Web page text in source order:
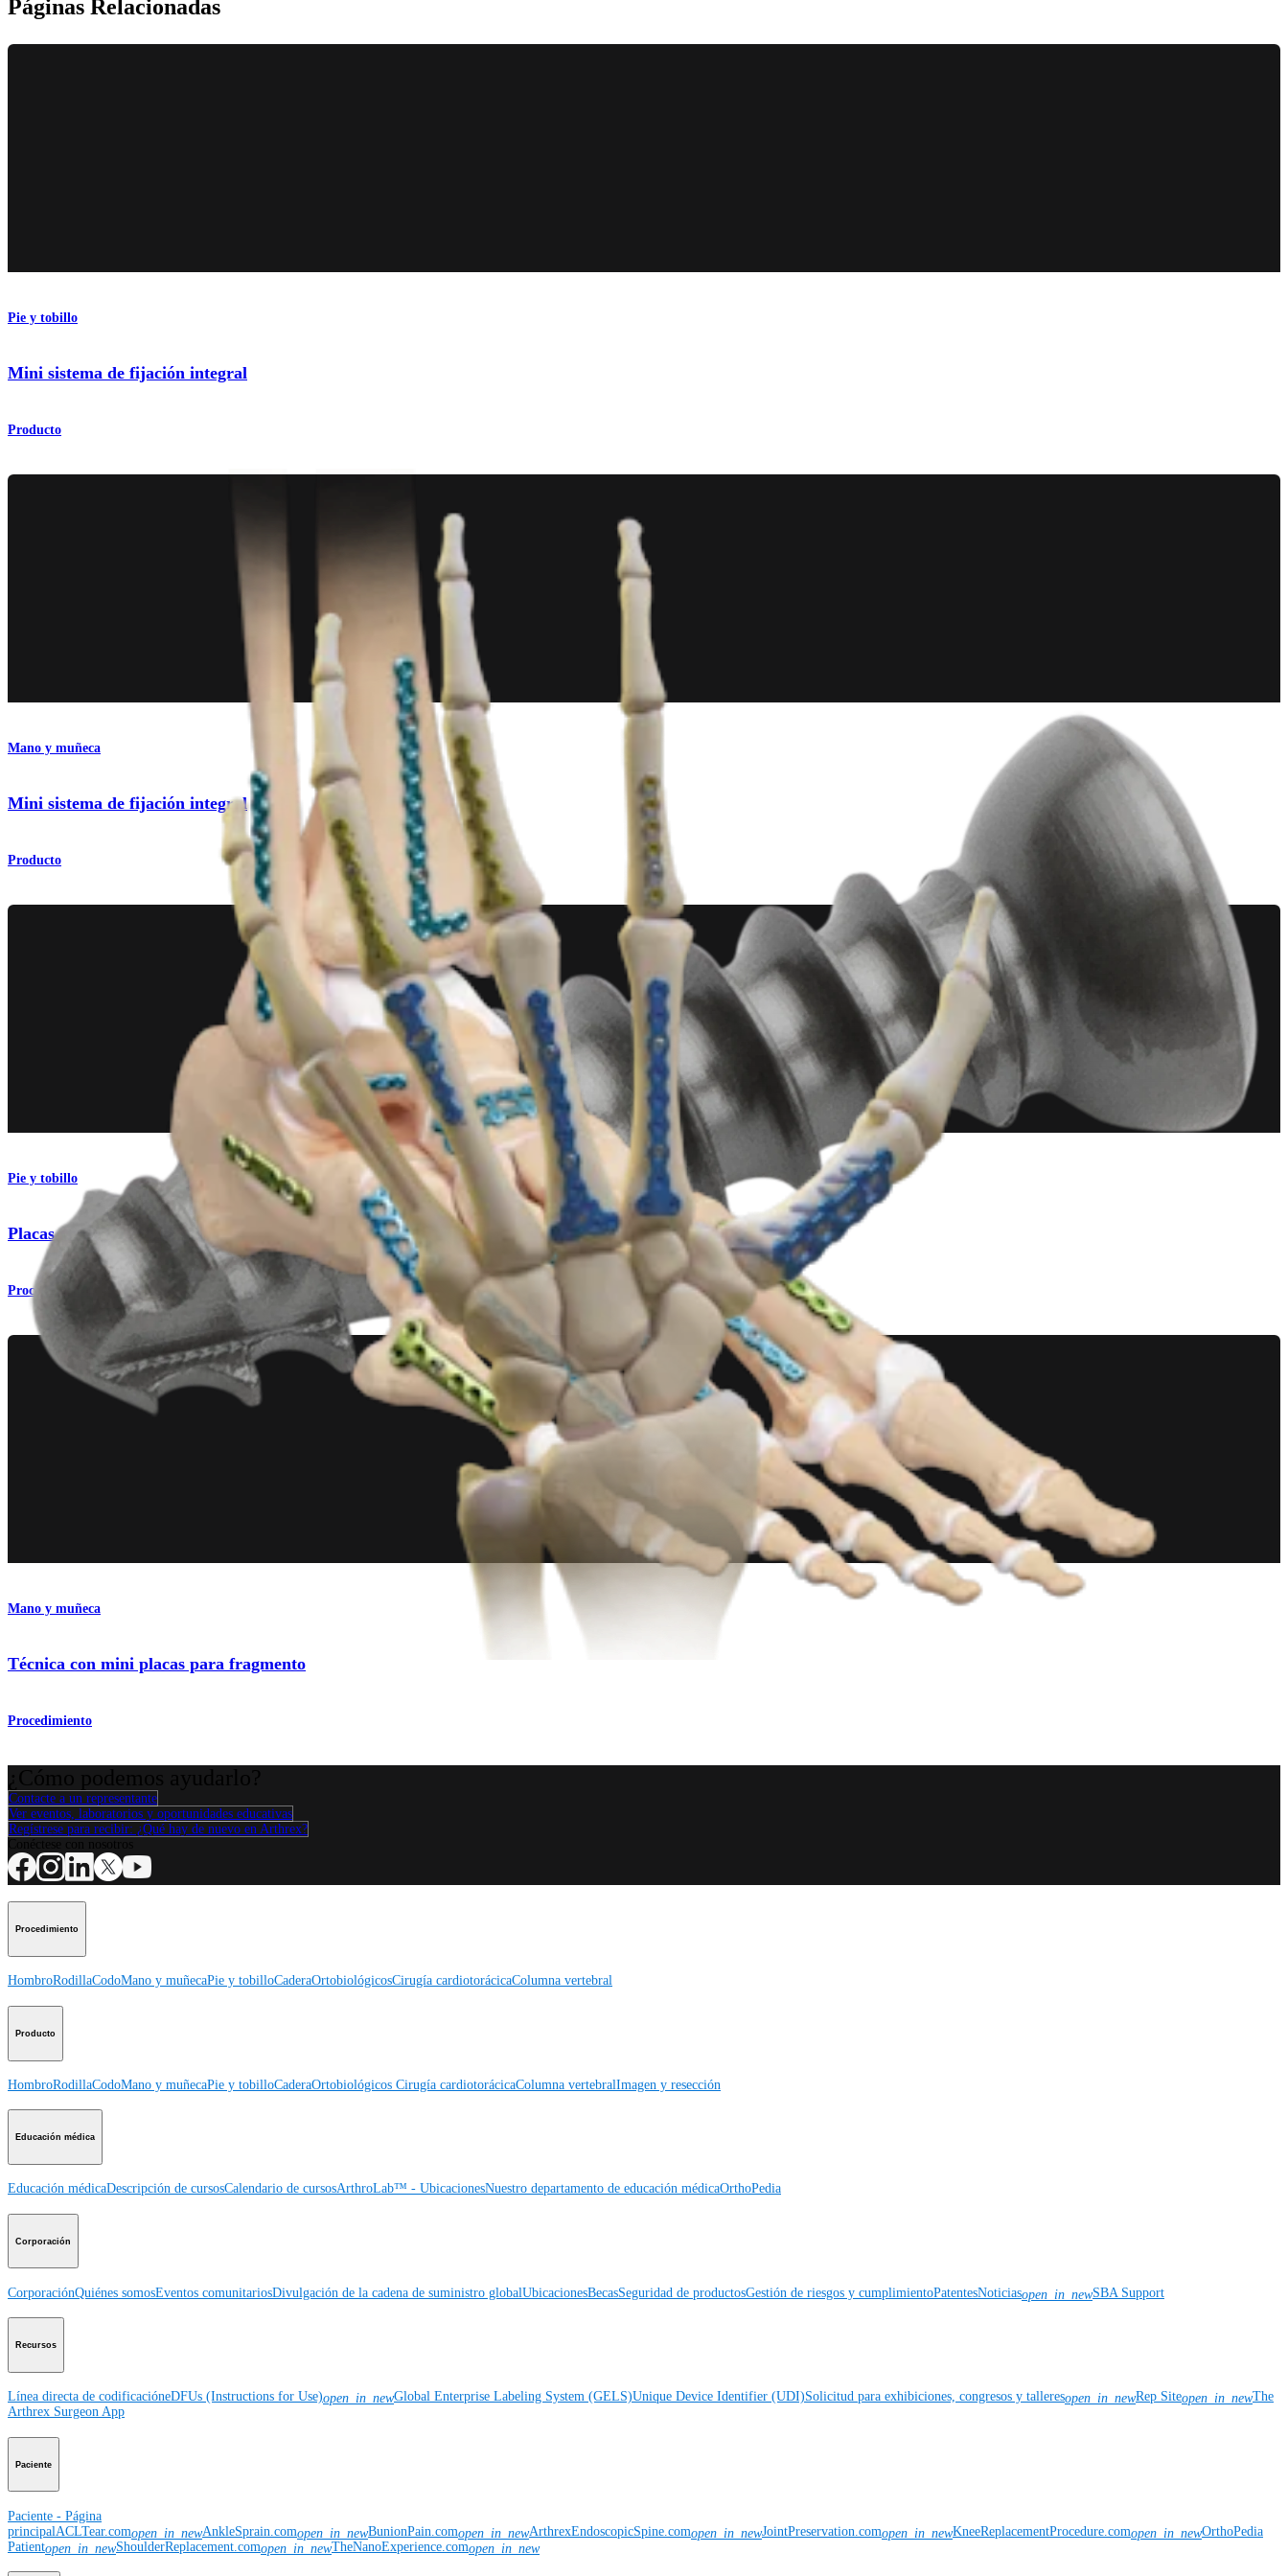
Páginas Relacionadas
Pie y tobillo
Mini sistema de fijación integral
Producto
Mano y muñeca
Mini sistema de fijación integral
Producto
Pie y tobillo
Placas para fijación de mini-fragmentos
Procedimiento
Mano y muñeca
Técnica con mini placas para fragmento
Procedimiento
Contacte a un representante
Ver eventos, laboratorios y oportunidades educativas
Regístrese para recibir: ¿Qué hay de nuevo en Arthrex?
Procedimiento
HombroRodillaCodoMano y muñecaPie y tobilloCaderaOrtobiológicosCirugía cardiotorácicaColumna vertebral
Producto
HombroRodillaCodoMano y muñecaPie y tobilloCaderaOrtobiológicos Cirugía cardiotorácicaColumna vertebralImagen y resección
Educación médica
Educación médicaDescripción de cursosCalendario de cursosArthroLab™ - UbicacionesNuestro departamento de educación médicaOrthoPedia
Corporación
CorporaciónQuiénes somosEventos comunitariosDivulgación de la cadena de suministro globalUbicacionesBecasSeguridad de productosGestión de riesgos y cumplimientoPatentesNoticiasopen_in_newSBA Support
Recursos
Línea directa de codificacióneDFUs (Instructions for Use)open_in_newGlobal Enterprise Labeling System (GELS)Unique Device Identifier (UDI)Solicitud para exhibiciones, congresos y talleresopen_in_newRep Siteopen_in_newThe
Arthrex Surgeon App
Paciente
Paciente - Página
principal ACLTear.comopen_in_newAnkleSprain.comopen_in_newBunionPain.comopen_in_newArthrexEndoscopicSpine.comopen_in_newJointPreservation.comopen_in_newKneeReplacementProcedure.comopen_in_newOrthoPedia
Patientopen_in_newShoulderReplacement.comopen_in_newTheNanoExperience.comopen_in_new